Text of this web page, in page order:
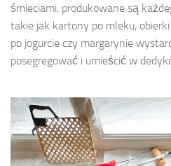
śmieciami, produkowane są
takie jak kartony po mleku,
po jogurcie czy margarynie
posegregować i umieścić w